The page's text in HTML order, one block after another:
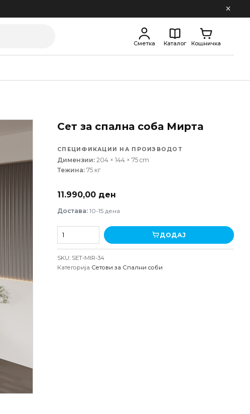
Сметка Каталог Кошничка
Сет за спална соба Мирта
СПЕЦИФИКАЦИИ НА ПРОИЗВОДОТ
Димензии: 204 × 144 × 75 cm
Тежина: 75 кг
11.990,00 ден
Достава: 10-15 дена
за
спална
соба
Мирта
ДОДАЈ
SKU: SET-MIR-34
Категорија Сетови за Спални соби